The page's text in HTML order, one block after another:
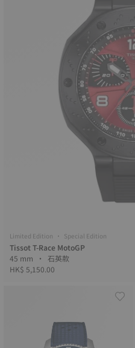
Limited Edition • Special Edition
Tissot T-Race MotoGP
45 mm • 石英款
HK$ 5,150.00